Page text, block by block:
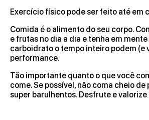
Exercício físico pode ser feito até em
Comida é o alimento do seu corpo.
e frutas no dia a dia e tenha em
carboidrato o tempo inteiro podem (e
performance.
Tão importante quanto o que você
come. Se possível, não coma cheio de
super barulhentos. Desfrute e